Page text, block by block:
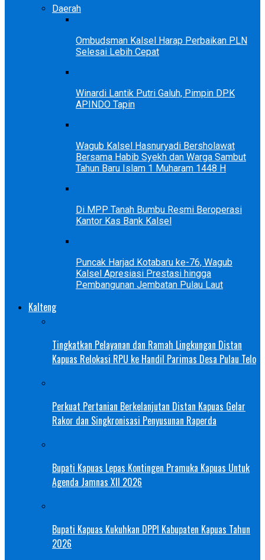
Daerah
Ombudsman Kalsel Harap Perbaikan PLN
Selesai Lebih Cepat
Winardi Lantik Putri Galuh, Pimpin DPK
APINDO Tapin
Wagub Kalsel Hasnuryadi Bersholawat
Bersama Habib Syekh dan Warga Sambut
Tahun Baru Islam 1 Muharam 1448 H
Di MPP Tanah Bumbu Resmi Beroperasi
Kantor Kas Bank Kalsel
Puncak Harjad Kotabaru ke-76, Wagub
Kalsel Apresiasi Prestasi hingga
Pembangunan Jembatan Pulau Laut
Kalteng
Tingkatkan Pelayanan dan Ramah Lingkungan Distan
Kapuas Relokasi RPU ke Handil Parimas Desa Pulau Telo
Perkuat Pertanian Berkelanjutan Distan Kapuas Gelar
Rakor dan Singkronisasi Penyusunan Raperda
Bupati Kapuas Lepas Kontingen Pramuka Kapuas Untuk
Agenda Jamnas XII 2026
Bupati Kapuas Kukuhkan DPPI Kabupaten Kapuas Tahun
2026